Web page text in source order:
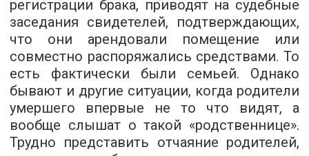
регистрации брака, приводят на судебные
заседания свидетелей, подтверждающих,
что они арендовали помещение или
совместно распоряжались средствами. То
есть фактически были семьей. Однако
бывают и другие ситуации, когда родители
умершего впервые не то что видят, а
вообще слышат о такой «родственнице».
Трудно представить отчаяние родителей,